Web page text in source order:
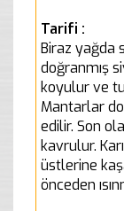
Tarifi :
Biraz yağda
doğranmış
koyulur ve
Mantarlar
edilir. Son
kavrulur.
üstlerine
önceden